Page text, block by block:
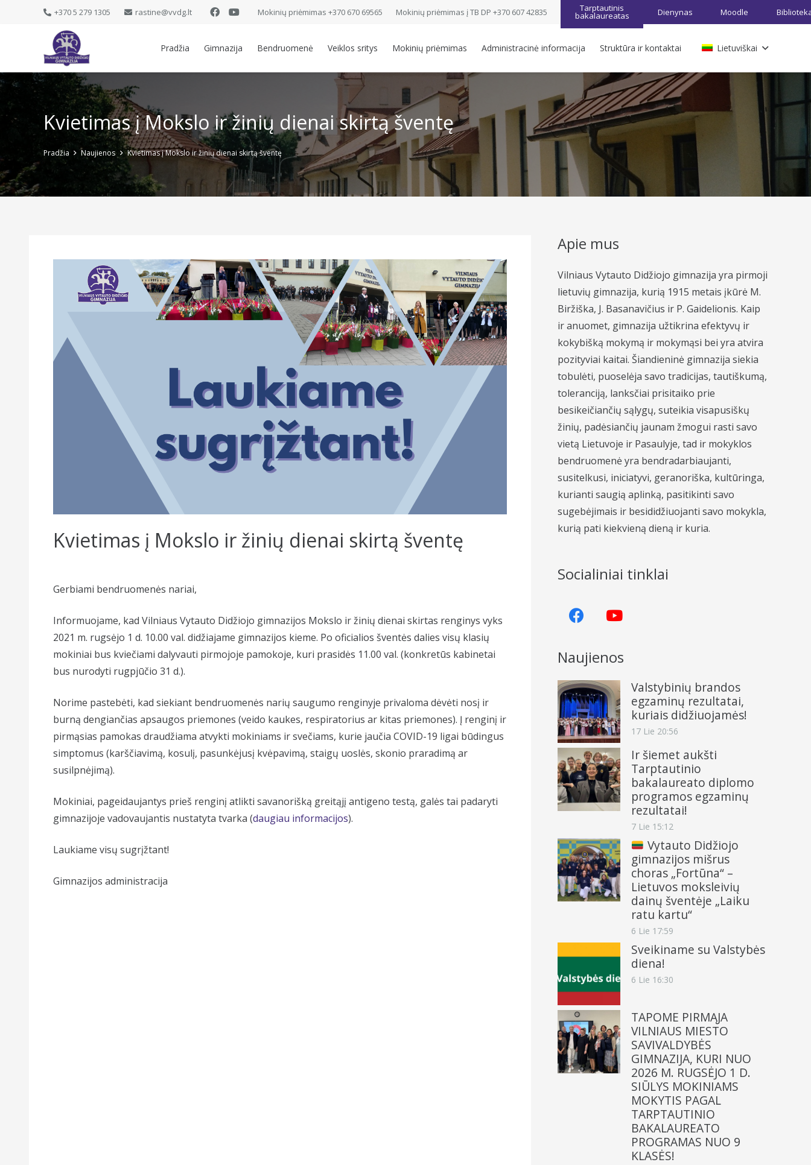
+370 5 279 1305 rastine@vvdg.lt Mokinių priėmimas +370 670 69565 Mokinių priėmimas į TB DP +370 607 42835 Tarptautinis
bakalaureatas Dienynas Moodle
Pradžia Gimnazija Bendruomenė Veiklos sritys Mokinių priėmimas Administracinė informacija Struktūra ir kontaktai Lietuviškai
Kvietimas į Mokslo ir žinių dienai skirtą šventę
Pradžia Naujienos Kvietimas į Mokslo ir žinių dienai skirtą šventę
Kvietimas į Mokslo ir žinių dienai skirtą šventę
Gerbiami bendruomenės nariai,
Informuojame, kad Vilniaus Vytauto Didžiojo gimnazijos Mokslo ir žinių dienai skirtas renginys vyks
2021 m. rugsėjo 1 d. 10.00 val. didžiajame gimnazijos kieme. Po oficialios šventės dalies visų klasių
mokiniai bus kviečiami dalyvauti pirmojoje pamokoje, kuri prasidės 11.00 val. (konkretūs kabinetai
bus nurodyti rugpjūčio 31 d.).
Norime pastebėti, kad siekiant bendruomenės narių saugumo renginyje privaloma dėvėti nosį ir
burną dengiančias apsaugos priemones (veido kaukes, respiratorius ar kitas priemones). Į renginį ir
pirmąsias pamokas draudžiama atvykti mokiniams ir svečiams, kurie jaučia COVID-19 ligai būdingus
simptomus (karščiavimą, kosulį, pasunkėjusį kvėpavimą, staigų uoslės, skonio praradimą ar
susilpnėjimą).
Mokiniai, pageidaujantys prieš renginį atlikti savanorišką greitąjį antigeno testą, galės tai padaryti
gimnazijoje vadovaujantis nustatyta tvarka (daugiau informacijos).
Laukiame visų sugrįžtant!
Gimnazijos administracija
Apie mus
Vilniaus Vytauto Didžiojo gimnazija yra pirmoji
lietuvių gimnazija, kurią 1915 metais įkūrė M.
Biržiška, J. Basanavičius ir P. Gaidelionis. Kaip
ir anuomet, gimnazija užtikrina efektyvų ir
kokybišką mokymą ir mokymąsi bei yra atvira
pozityviai kaitai. Šiandieninė gimnazija siekia
tobulėti, puoselėja savo tradicijas, tautiškumą,
toleranciją, lanksčiai prisitaiko prie
besikeičiančių sąlygų, suteikia visapusiškų
žinių, padėsiančių jaunam žmogui rasti savo
vietą Lietuvoje ir Pasaulyje, tad ir mokyklos
bendruomenė yra bendradarbiaujanti,
susitelkusi, iniciatyvi, geranoriška, kultūringa,
kurianti saugią aplinką, pasitikinti savo
sugebėjimais ir besididžiuojanti savo mokykla,
kurią pati kiekvieną dieną ir kuria.
Socialiniai tinklai
Naujienos
Valstybinių brandos
egzaminų rezultatai,
kuriais didžiuojamės!
17 Lie 20:56
Ir šiemet aukšti
Tarptautinio
bakalaureato diplomo
programos egzaminų
rezultatai!
7 Lie 15:12
Vytauto Didžiojo
gimnazijos mišrus
choras „Fortūna“ –
Lietuvos moksleivių
dainų šventėje „Laiku
ratu kartu“
6 Lie 17:59
Sveikiname su Valstybės
diena!
6 Lie 16:30
TAPOME PIRMĄJA
VILNIAUS MIESTO
SAVIVALDYBĖS
GIMNAZIJA, KURI NUO
2026 M. RUGSĖJO 1 D.
SIŪLYS MOKINIAMS
MOKYTIS PAGAL
TARPTAUTINIO
BAKALAUREATO
PROGRAMAS NUO 9
KLASĖS!